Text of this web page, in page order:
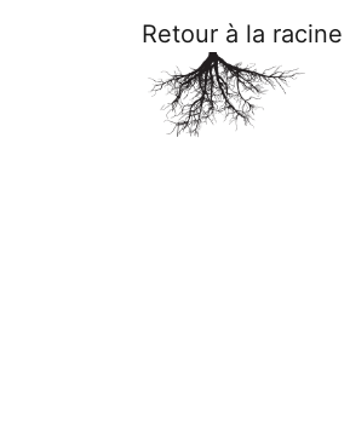
Retour à la racine